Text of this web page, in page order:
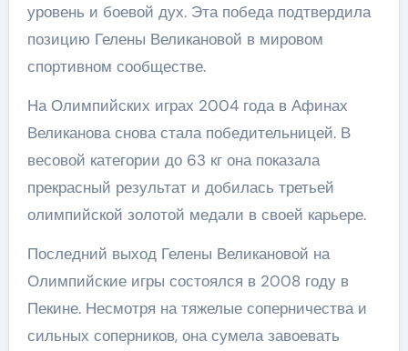
уровень и боевой дух. Эта победа подтвердила
позицию Гелены Великановой в мировом
спортивном сообществе.
На Олимпийских играх 2004 года в Афинах
Великанова снова стала победительницей. В
весовой категории до 63 кг она показала
прекрасный результат и добилась третьей
олимпийской золотой медали в своей карьере.
Последний выход Гелены Великановой на
Олимпийские игры состоялся в 2008 году в
Пекине. Несмотря на тяжелые соперничества и
сильных соперников, она сумела завоевать